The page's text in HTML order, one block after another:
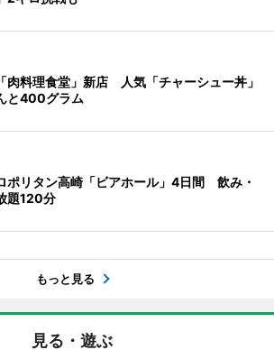
肉料理食堂」新店 人気「チャーシュー丼」
と400グラム
ポリタン高崎「ビアホール」4日間 飲み・
題120分
もっと見る
見る・遊ぶ